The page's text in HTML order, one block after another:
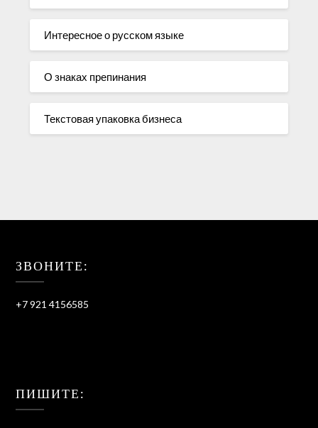
Интересное о русском языке
О знаках препинания
Текстовая упаковка бизнеса
ЗВОНИТЕ:
+7 921 4156585
ПИШИТЕ: